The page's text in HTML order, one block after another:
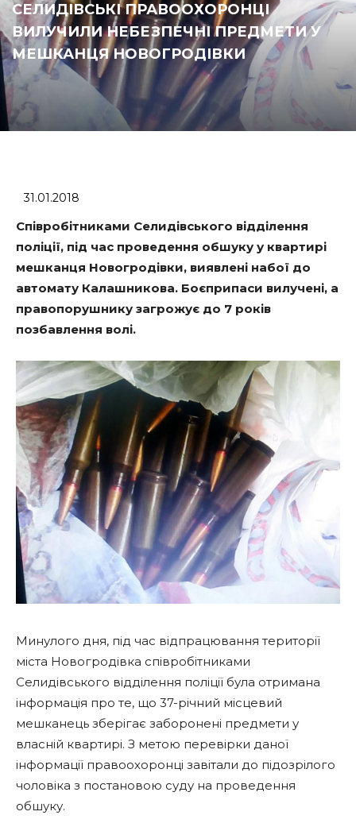
СЕЛИДІВСЬКІ ПРАВООХОРОНЦІ
ВИЛУЧИЛИ НЕБЕЗПЕЧНІ ПРЕДМЕТИ У
МЕШКАНЦЯ НОВОГРОДІВКИ
31.01.2018
Співробітниками Селидівського відділення
поліції, під час проведення обшуку у квартирі
мешканця Новогродівки, виявлені набої до
автомату Калашникова. Боєприпаси вилучені, а
правопорушнику загрожує до 7 років
позбавлення волі.
Минулого дня, під час відпрацювання території
міста Новогродівка співробітниками
Селидівського відділення поліції була отримана
інформація про те, що 37-річний місцевий
мешканець зберігає заборонені предмети у
власній квартирі. З метою перевірки даної
інформації правоохоронці завітали до підозрілого
чоловіка з постановою суду на проведення
обшуку.